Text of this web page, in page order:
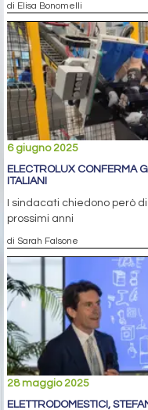
di Elisa Bonomelli
6 giugno 2025
ELECTROLUX CONFERMA
ITALIANI
I sindacati chiedono però
prossimi anni
di Sarah Falsone
28 maggio 2025
ELETTRODOMESTICI,